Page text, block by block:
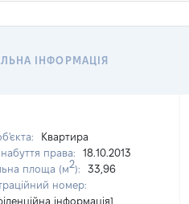
ІНФОРМАЦІЯ
Квартира
права:
18.10.2013
площа (м2):
33,96
номер:
інформація]